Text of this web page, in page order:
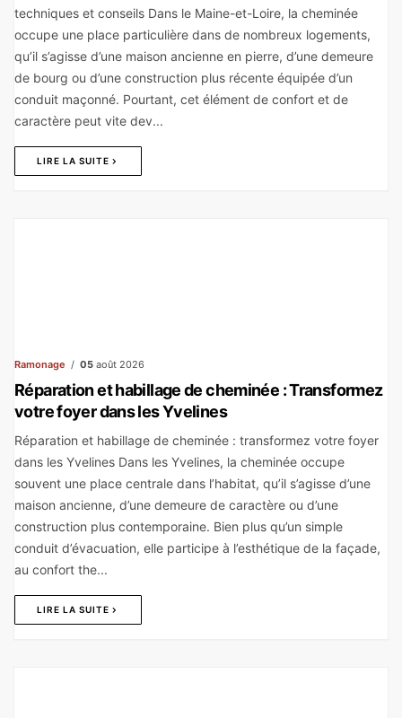
techniques et conseils Dans le Maine-et-Loire, la cheminée
occupe une place particulière dans de nombreux logements,
qu’il s’agisse d’une maison ancienne en pierre, d’une demeure
de bourg ou d’une construction plus récente équipée d’un
conduit maçonné. Pourtant, cet élément de confort et de
caractère peut vite dev...
LIRE LA SUITE
Ramonage 05 août 2026
Réparation et habillage de cheminée : Transformez
votre foyer dans les Yvelines
Réparation et habillage de cheminée : transformez votre foyer
dans les Yvelines Dans les Yvelines, la cheminée occupe
souvent une place centrale dans l’habitat, qu’il s’agisse d’une
maison ancienne, d’une demeure de caractère ou d’une
construction plus contemporaine. Bien plus qu’un simple
conduit d’évacuation, elle participe à l’esthétique de la façade,
au confort the...
LIRE LA SUITE